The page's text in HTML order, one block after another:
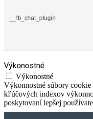
__fb_chat_plugin
Výkonostné
Výkonostné
Výkonnostné súbory cookie
kľúčových indexov
poskytovaní lepšej